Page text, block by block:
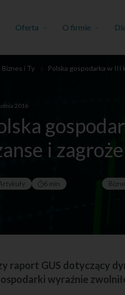
Oferta O firmie
Biznes i Ty Polska gospodarka w III
2016
i
6 min
raport GUS dotyczący
wyraźnie